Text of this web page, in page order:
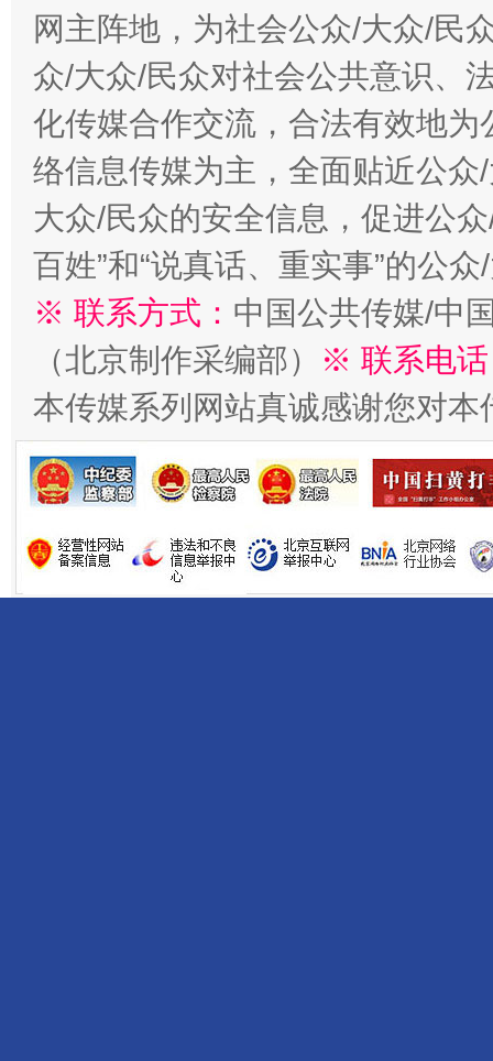
千年窑火 生生不息 一
揭开“小金库”的免责幌子
网主阵地，为社会公众/大众/民
众/大众/民众对社会公共意识、
化传媒合作交流，合法有效地
络信息传媒为主，全面贴近公
大众/民众的安全信息，促进公
百姓”和“说真话、重实事”的公
※ 联系方式： 中国公共传媒/中
（北京制作采编部）
※ 联系电
本传媒系列网站真诚感谢您对